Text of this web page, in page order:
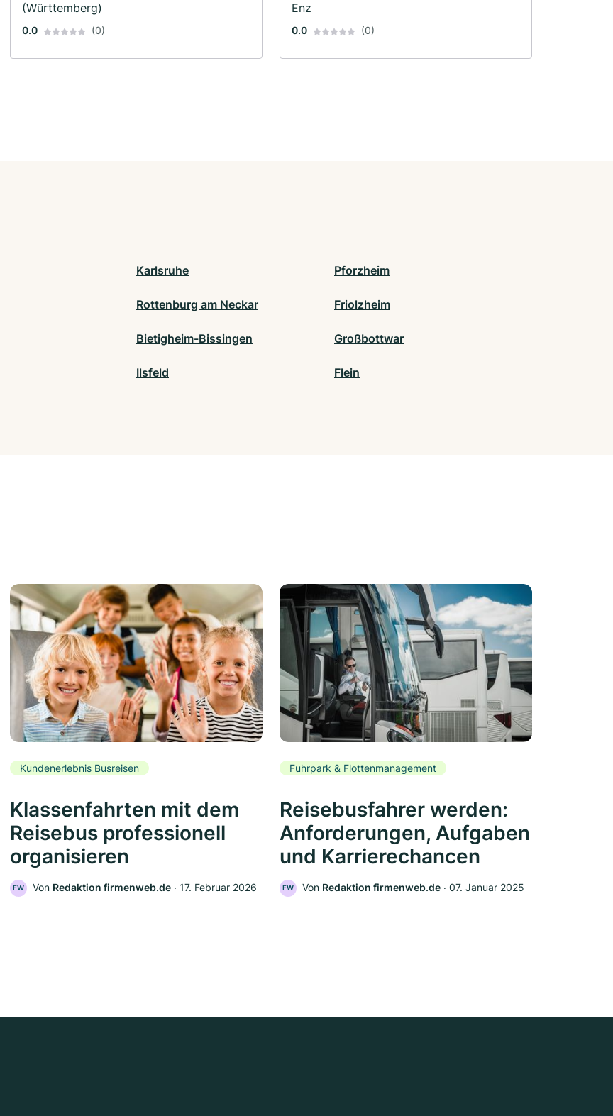
(Württemberg)
0.0 (0)
Enz
0.0 (0)
Karlsruhe Pforzheim
Rottenburg am Neckar Friolzheim
Bietigheim-Bissingen Großbottwar
Ilsfeld Flein
Kundenerlebnis Busreisen
Klassenfahrten mit dem
Reisebus professionell
organisieren
FW Von Redaktion firmenweb.de ‧ 17. Februar 2026
Fuhrpark & Flottenmanagement
Reisebusfahrer werden:
Anforderungen, Aufgaben
und Karrierechancen
FW Von Redaktion firmenweb.de ‧ 07. Januar 2025